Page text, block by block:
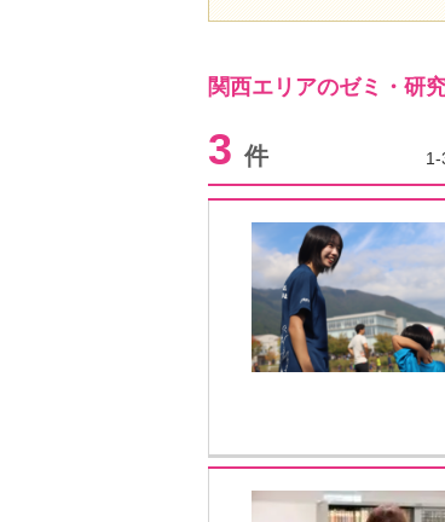
関西エリアのゼミ・研
3 件 1-